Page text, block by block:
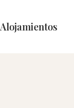
Alojamientos